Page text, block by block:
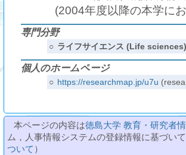
(2004年度以降の本学に
専門分野
○ ライフサイエンス (Life
個人のホームページ
○ https://researchmap.jp/u7u
本ページの内容は徳島大学 教育・研究者
ム，人事情報システムの登録情報に基づい
ついて ）